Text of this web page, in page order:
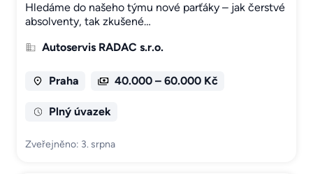
Hledáme do našeho týmu nové parťáky – jak čerstvé
absolventy, tak zkušené…
Autoservis RADAC s.r.o.
Praha 40.000 – 60.000 Kč
Plný úvazek
Zveřejněno: 3. srpna